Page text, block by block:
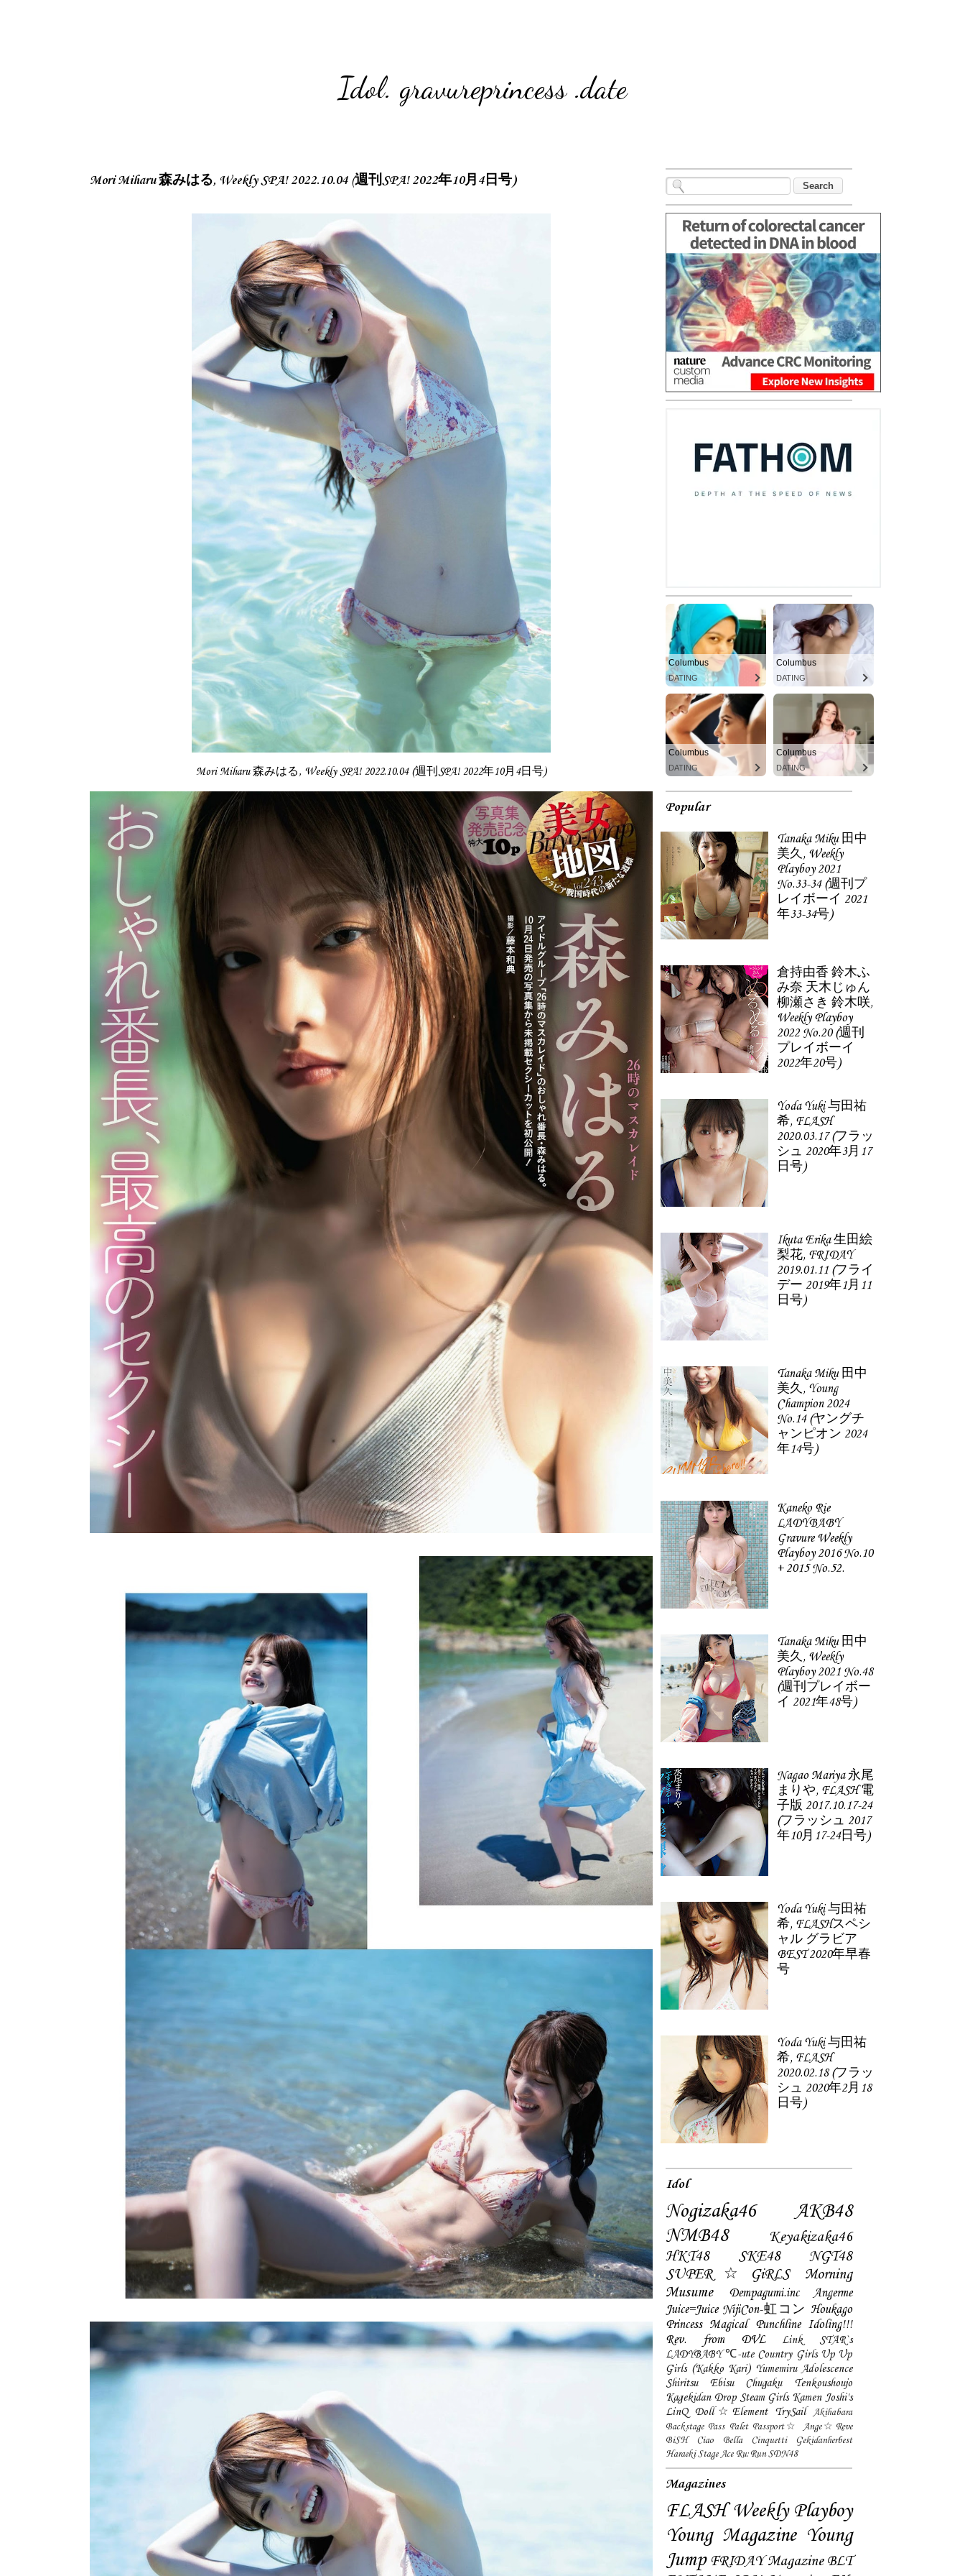
Idol. gravureprincess .date
Mori Miharu 森みはる, Weekly SPA! 2022.10.04 (週刊SPA! 2022年10月4日号)
Mori Miharu 森みはる, Weekly SPA! 2022.10.04 (週刊SPA! 2022年10月4日号)
Columbus
DATING
Columbus
DATING
Columbus
DATING
Columbus
DATING
Popular
Tanaka Miku 田中
美久, Weekly
Playboy 2021
No.33-34 (週刊プ
レイボーイ 2021
年33-34号)
倉持由香 鈴木ふ
み奈 天木じゅん
柳瀬さき 鈴木咲,
Weekly Playboy
2022 No.20 (週刊
プレイボーイ
2022年20号)
Yoda Yuki 与田祐
希, FLASH
2020.03.17 (フラッ
シュ 2020年3月17
日号)
Ikuta Erika 生田絵
梨花, FRIDAY
2019.01.11 (フライ
デー 2019年1月11
日号)
Tanaka Miku 田中
美久, Young
Champion 2024
No.14 (ヤングチ
ャンピオン 2024
年14号)
Kaneko Rie
LADYBABY
Gravure Weekly
Playboy 2016 No.10
+ 2015 No.52.
Tanaka Miku 田中
美久, Weekly
Playboy 2021 No.48
(週刊プレイボー
イ 2021年48号)
Nagao Mariya 永尾
まりや, FLASH 電
子版 2017.10.17-24
(フラッシュ 2017
年10月17-24日号)
Yoda Yuki 与田祐
希, FLASHスペシ
ャル グラビア
BEST 2020年早春
号
Yoda Yuki 与田祐
希, FLASH
2020.02.18 (フラッ
シュ 2020年2月18
日号)
Idol
Nogizaka46
AKB48
NMB48
Keyakizaka46
HKT48
SKE48
NGT48
SUPER☆GiRLS
Morning
Musume
Dempagumi.inc
Angerme
Juice=Juice NijiCon-虹コン Houkago
Princess Magical Punchline Idoling!!!
Rev. from DVL
Link STAR`s
LADYBABY ℃-ute Country Girls Up Up
Girls (Kakko Kari) Yumemiru Adolescence
Shiritsu Ebisu Chugaku
Tenkoushoujo
Kagekidan Drop Steam Girls Kamen Joshi's
LinQ Doll☆Element TrySail
Akihabara
Backstage Pass Palet Passport☆
Ange☆Reve
BiSH
Ciao Bella Cinquetti
Gekidanherbest
Haraeki Stage Ace Ru:Run SDN48
Magazines
FLASH Weekly Playboy
Young Magazine Young
Jump FRIDAY Magazine BLT